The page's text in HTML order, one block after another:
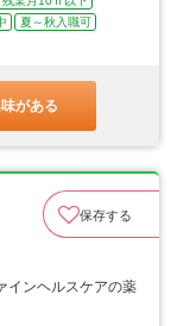
夏～秋入職可
がある
保存する
インヘルスケアの薬